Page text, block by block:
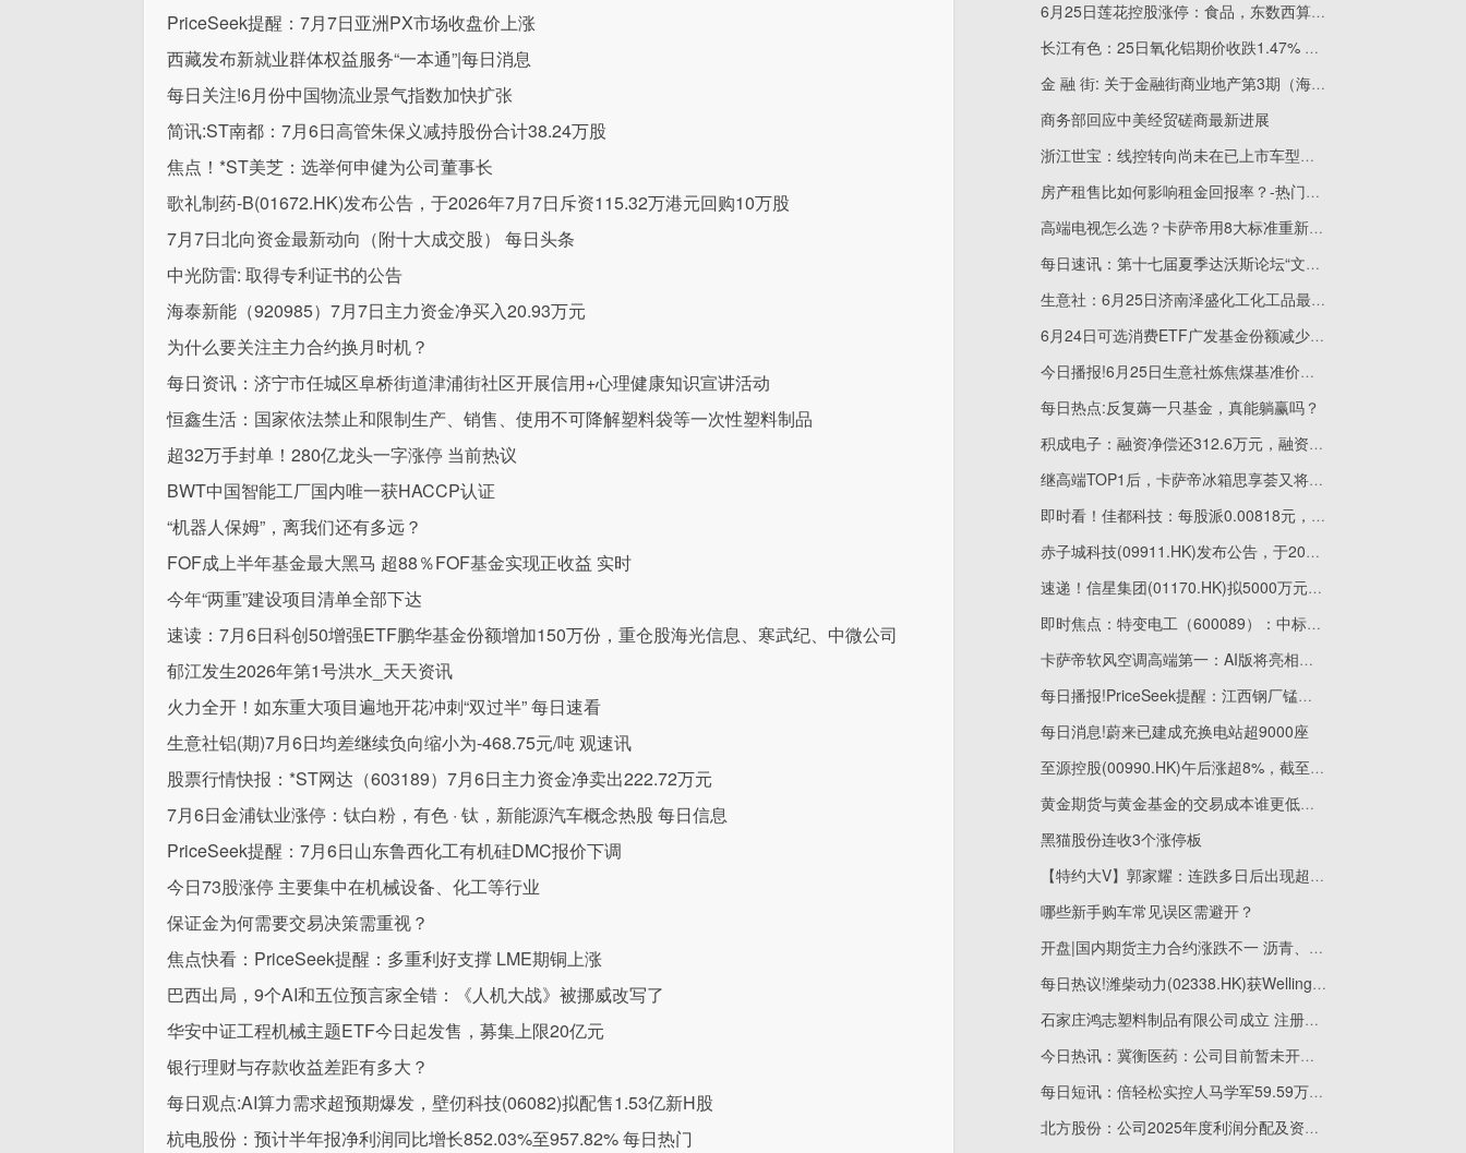
PriceSeek提醒：7月7日亚洲PX市场收盘价上涨
西藏发布新就业群体权益服务“一本通”|每日消息
每日关注!6月份中国物流业景气指数加快扩张
简讯:ST南都：7月6日高管朱保义减持股份合计38.24万股
焦点！*ST美芝：选举何申健为公司董事长
歌礼制药-B(01672.HK)发布公告，于2026年7月7日斥资115.32万港元回购10万股
7月7日北向资金最新动向（附十大成交股） 每日头条
中光防雷: 取得专利证书的公告
海泰新能（920985）7月7日主力资金净买入20.93万元
为什么要关注主力合约换月时机？
每日资讯：济宁市任城区阜桥街道津浦街社区开展信用+心理健康知识宣讲活动
恒鑫生活：国家依法禁止和限制生产、销售、使用不可降解塑料袋等一次性塑料制品
超32万手封单！280亿龙头一字涨停 当前热议
BWT中国智能工厂国内唯一获HACCP认证
“机器人保姆”，离我们还有多远？
FOF成上半年基金最大黑马 超88％FOF基金实现正收益 实时
今年“两重”建设项目清单全部下达
速读：7月6日科创50增强ETF鹏华基金份额增加150万份，重仓股海光信息、寒武纪、中微公司
郁江发生2026年第1号洪水_天天资讯
火力全开！如东重大项目遍地开花冲刺“双过半” 每日速看
生意社铝(期)7月6日均差继续负向缩小为-468.75元/吨 观速讯
股票行情快报：*ST网达（603189）7月6日主力资金净卖出222.72万元
7月6日金浦钛业涨停：钛白粉，有色 · 钛，新能源汽车概念热股 每日信息
PriceSeek提醒：7月6日山东鲁西化工有机硅DMC报价下调
今日73股涨停 主要集中在机械设备、化工等行业
保证金为何需要交易决策需重视？
焦点快看：PriceSeek提醒：多重利好支撑 LME期铜上涨
巴西出局，9个AI和五位预言家全错：《人机大战》被挪威改写了
华安中证工程机械主题ETF今日起发售，募集上限20亿元
银行理财与存款收益差距有多大？
每日观点:AI算力需求超预期爆发，壁仞科技(06082)拟配售1.53亿新H股
杭电股份：预计半年报净利润同比增长852.03%至957.82% 每日热门
6月25日莲花控股涨停：食品，东数西算/算力，OpenClaw概念概念热股
长江有色：25日氧化铝期价收跌1.47% 下游采购谨慎-热点评
金 融 街: 关于金融街商业地产第3期（海伦中心）资产支持专项计划成立的公告
商务部回应中美经贸磋商最新进展
浙江世宝：线控转向尚未在已上市车型中广泛应用
房产租售比如何影响租金回报率？-热门看点
高端电视怎么选？卡萨帝用8大标准重新定义好电视
每日速讯：第十七届夏季达沃斯论坛“文化之夜”精彩绽放
生意社：6月25日济南泽盛化工化工品最新价格_即时
6月24日可选消费ETF广发基金份额减少200万份，重仓股美的集团、比亚迪、格力电器
今日播报!6月25日生意社炼焦煤基准价为1911.25元/吨
每日热点:反复薅一只基金，真能躺赢吗？
积成电子：融资净偿还312.6万元，融资余额2.04亿元|每日看点
继高端TOP1后，卡萨帝冰箱思享荟又将全面升级
即时看！佳都科技：每股派0.00818元，股权登记日为6月29日
赤子城科技(09911.HK)发布公告，于2026年6月23日斥资198.07万港元回购24.6万股 当前热门
速递！信星集团(01170.HK)拟5000万元出售广东珠海物业
即时焦点：特变电工（600089）：中标中国电力工程顾问集团西北电力设计院有限公司采购项目，中标金额为1152.08万元
卡萨帝软风空调高端第一：AI版将亮相思享荟
每日播报!PriceSeek提醒：江西钢厂锰硅招标定价落地
每日消息!蔚来已建成充换电站超9000座
至源控股(00990.HK)午后涨超8%，截至发稿，涨8.47%，报0.64港元，成交额6942.22万港元
黄金期货与黄金基金的交易成本谁更低？|视点
黑猫股份连收3个涨停板
【特约大V】郭家耀：连跌多日后出现超卖迹象 短期或有技术反弹
哪些新手购车常见误区需避开？
开盘|国内期货主力合约涨跌不一 沥青、焦炭跌近3%
每日热议!潍柴动力(02338.HK)获Wellington Management Group LLP增持218.04万股
石家庄鸿志塑料制品有限公司成立 注册资本20万人民币
今日热讯：冀衡医药：公司目前暂未开展市值管理相关工作
每日短讯：倍轻松实控人马学军59.59万股股份被司法冻结
北方股份：公司2025年度利润分配及资本公积金转增股本方案已经股东会审议通过|焦点快报